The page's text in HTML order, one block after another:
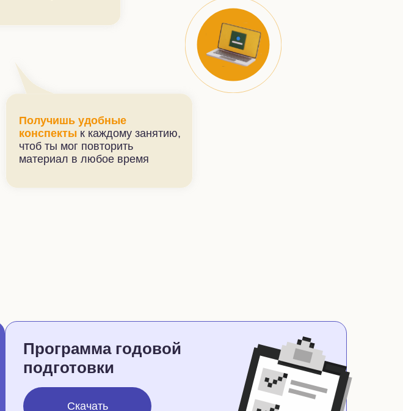
Получишь удобные
конспекты к каждому занятию,
чтоб ты мог повторить
материал в любое время
Скачать
Программа годовой
подготовки